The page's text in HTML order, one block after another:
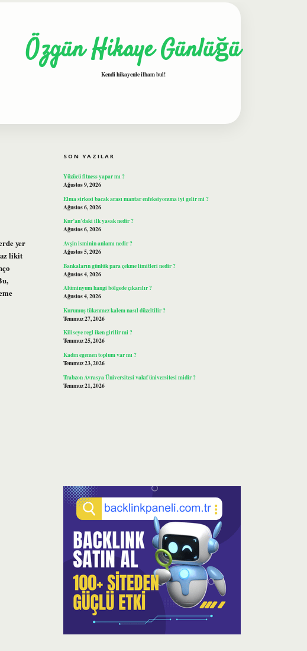
Özgün Hikaye Günlüğü
Kendi hikayenle ilham bul!
yer
az likit
SON YAZILAR
Yüzücü fitness yapar mı ?
Ağustos 9, 2026
Elma sirkesi bacak arası mantar enfeksiyonuna iyi gelir mi ?
Ağustos 6, 2026
Kur’an’daki ilk yasak nedir ?
Ağustos 6, 2026
Avşin isminin anlamı nedir ?
Ağustos 5, 2026
Bankaların günlük para çekme limitleri nedir ?
Ağustos 4, 2026
Alüminyum hangi bölgede çıkarılır ?
Ağustos 4, 2026
Kurumuş tükenmez kalem nasıl düzeltilir ?
Temmuz 27, 2026
Kiliseye regl iken girilir mi ?
Temmuz 25, 2026
Kadın egemen toplum var mı ?
Temmuz 23, 2026
Trabzon Avrasya Üniversitesi vakıf üniversitesi midir ?
Temmuz 21, 2026